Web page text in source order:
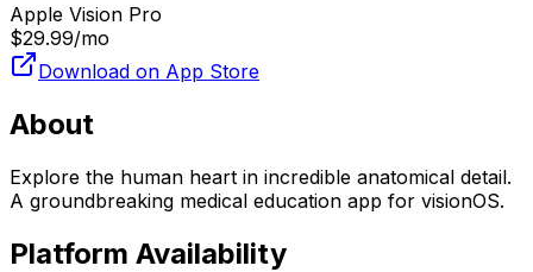
Apple Vision Pro
$29.99/mo
Download on App Store
About
Explore the human heart in incredible anatomical detail.
A groundbreaking medical education app for visionOS.
Platform Availability